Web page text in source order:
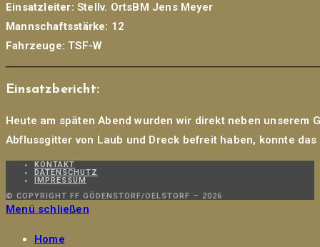
Einsatzleiter: Stellv. OrtsBM Jens Meyer
Mannschaftsstärke: 12
Fahrzeuge: TSF-W
Einsatzbericht:
Heute am späten Abend wurden wir direkt neben unserem
Abflussgitter von Laub und Dreck befreit haben, konnte
KONTAKT
DATENSCHUTZ
IMPRESSUM
© COPYRIGHT FF GÖDENSTORF/OELSTORF – 2026
Menü schließen
Home